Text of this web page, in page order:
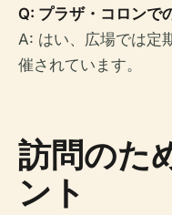
Q: プラザ・コロンで
A: はい、広場では定
催されています。
訪問のた
ント